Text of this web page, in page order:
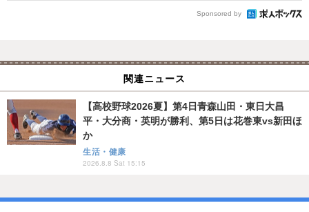
Sponsored by
関連ニュース
【高校野球2026夏】第4日青森山田・東日大昌
平・大分商・英明が勝利、第5日は花巻東vs新田ほ
か
生活・健康
2026.8.8 Sat 15:15